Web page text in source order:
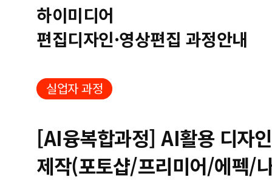
하이미디어
편집디자인·영상편집 과정안내
실업자 과정
[AI융복합과정] AI활용 디자
제작(포토샵/프리미어/에펙/